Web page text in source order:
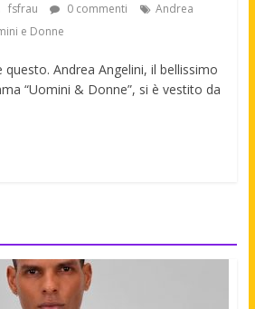
fsfrau 0 commenti
Andrea
e Donne
questo. Andrea Angelini, il bellissimo
“Uomini & Donne”, si è vestito da